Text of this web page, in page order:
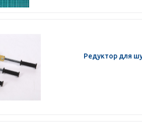
Редуктор для